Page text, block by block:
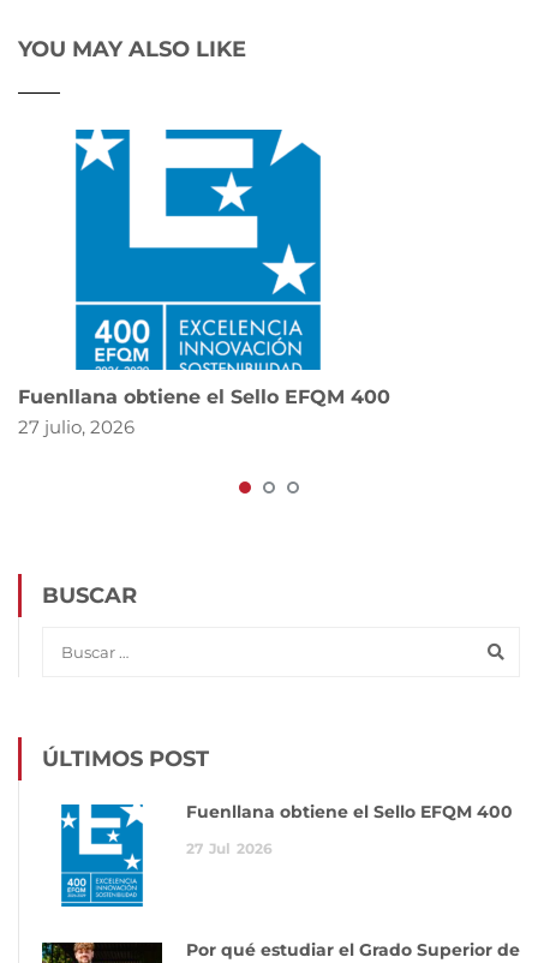
YOU MAY ALSO LIKE
Fuenllana obtiene el Sello EFQM 400
27 julio, 2026
BUSCAR
ÚLTIMOS POST
Fuenllana obtiene el Sello EFQM 400
27 Jul 2026
Por qué estudiar el Grado Superior de